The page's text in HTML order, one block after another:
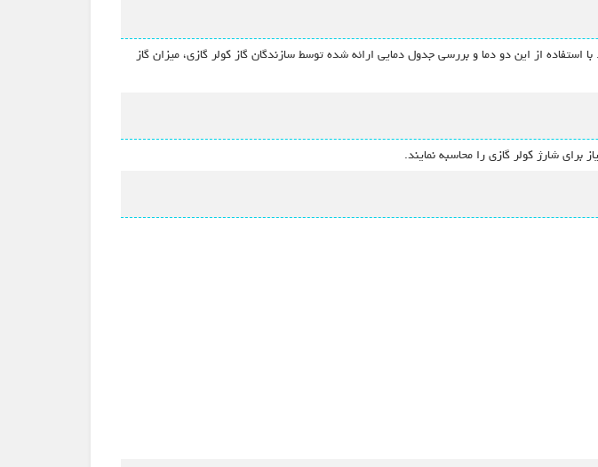
از این دو دما و بررسی جدول دمایی ارائه شده توسط سازندگان گاز کولر گازی، میزان گاز
شارژ کولر گازی را محاسبه نمایند.